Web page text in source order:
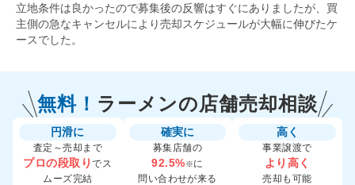
立地条件は良かったので募集後の反響はすぐにありましたが、買
主側の急なキャンセルにより売却スケジュールが大幅に伸びたケ
ースでした。
無料！ ラーメンの店舗売却相談
円滑に
査定～売却まで
プロの段取りでス
ムーズ完結
確実に
募集店舗の
92.5%※に
問い合わせが来る
高く
事業譲渡で
より高く
売却も可能